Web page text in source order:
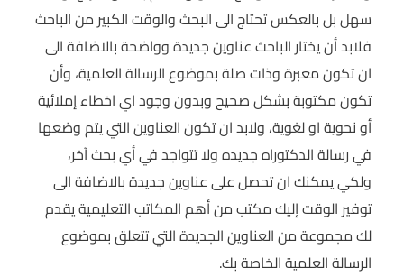
سهل بل بالعكس تحتاج الى البحث والوقت الكبير من الباحث
فلابد أن يختار الباحث عناوين جديدة وواضحة بالاضافة الى
ان تكون معبرة وذات صلة بموضوع الرسالة العلمية، وأن
تكون مكتوبة بشكل صحيح وبدون وجود اي اخطاء إملائية
أو نحوية او لغوية، ولابد ان تكون العناوين التي يتم وضعها
في رسالة الدكتوراه جديده ولا تتواجد في أي بحث آخر،
ولكي يمكنك ان تحصل على عناوين جديدة بالاضافة الى
توفير الوقت إليك مكتب من أهم المكاتب التعليمية يقدم
لك مجموعة من العناوين الجديدة التي تتعلق بموضوع
الرسالة العلمية الخاصة بك.